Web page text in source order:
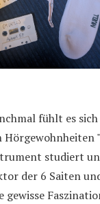
fühlt es sich
Hörgewohnheiten
studiert
der 6 Saiten
gewisse